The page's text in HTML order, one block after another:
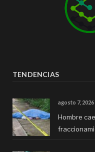
TENDENCIAS
agosto 7, 2026
Hombre